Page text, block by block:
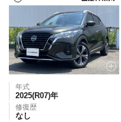
年式
2025(R07)年
修復歴
なし